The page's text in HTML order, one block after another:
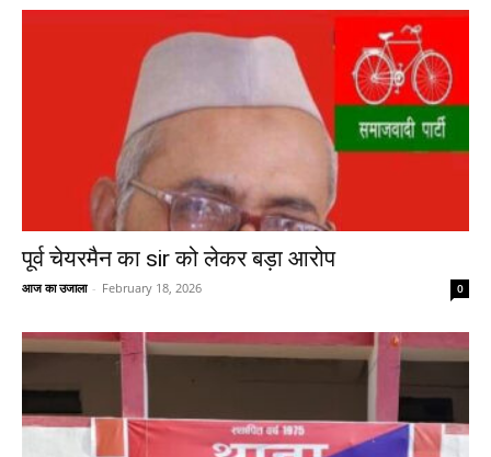
पूर्व चेयरमैन का sir को लेकर बड़ा आरोप
आज का उजाला - February 18, 2026 0